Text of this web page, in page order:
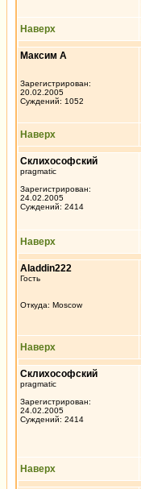
Наверх
Максим А
Зарегистрирован:
20.02.2005
Суждений: 1052
Наверх
Склихософский
pragmatic
Зарегистрирован:
24.02.2005
Суждений: 2414
Наверх
Aladdin222
Гость
Откуда: Moscow
Наверх
Склихософский
pragmatic
Зарегистрирован:
24.02.2005
Суждений: 2414
Наверх